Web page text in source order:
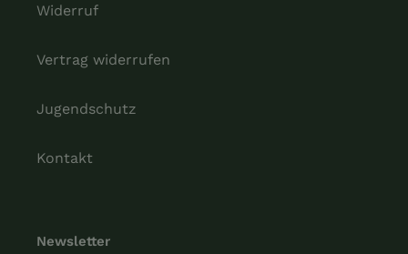
Widerruf
Vertrag widerrufen
Jugendschutz
Kontakt
Newsletter